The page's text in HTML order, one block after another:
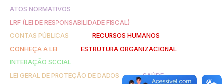
ATOS NORMATIVOS
LRF (LEI DE RESPONSABILIDADE FISCAL)
CONTAS PÚBLICAS
RECURSOS HUMANOS
CONHEÇA A LEI
ESTRUTURA ORGANIZACIONAL
INTERAÇÃO SOCIAL
LEI GERAL DE PROTEÇÃO DE DADOS
SAÚDE